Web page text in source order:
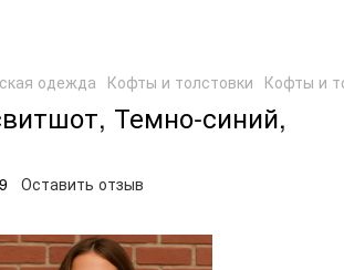
одежда Кофты и толстовки Кофты и
Темно-синий,
Оставить отзыв